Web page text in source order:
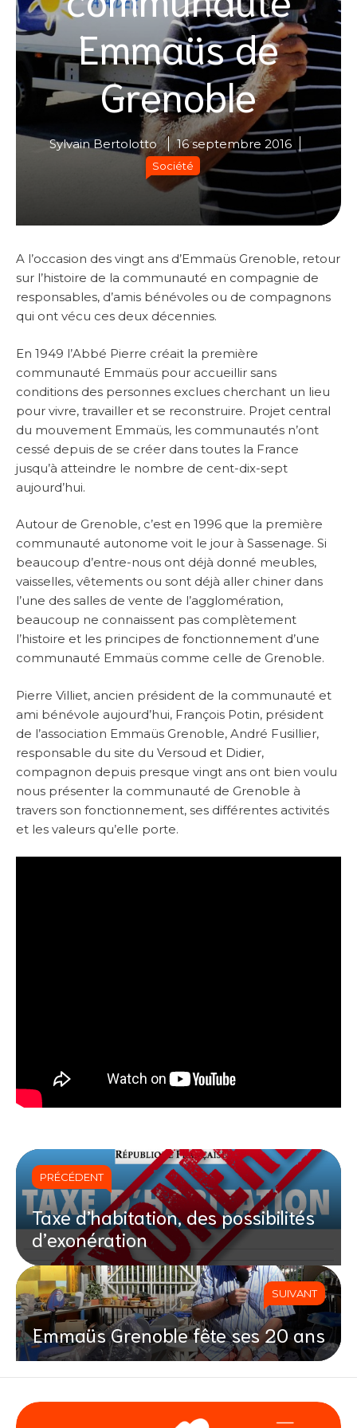
Emmaüs de
Grenoble
Sylvain Bertolotto 16 septembre 2016
Société
A l’occasion des vingt ans d’Emmaüs Grenoble, retour
sur l’histoire de la communauté en compagnie de
responsables, d’amis bénévoles ou de compagnons
qui ont vécu ces deux décennies.
En 1949 l’Abbé Pierre créait la première
communauté Emmaüs pour accueillir sans
conditions des personnes exclues cherchant un lieu
pour vivre, travailler et se reconstruire. Projet central
du mouvement Emmaüs, les communautés n’ont
cessé depuis de se créer dans toutes la France
jusqu’à atteindre le nombre de cent-dix-sept
aujourd’hui.
Autour de Grenoble, c’est en 1996 que la première
communauté autonome voit le jour à Sassenage. Si
beaucoup d’entre-nous ont déjà donné meubles,
vaisselles, vêtements ou sont déjà aller chiner dans
l’une des salles de vente de l’agglomération,
beaucoup ne connaissent pas complètement
l’histoire et les principes de fonctionnement d’une
communauté Emmaüs comme celle de Grenoble.
Pierre Villiet, ancien président de la communauté et
ami bénévole aujourd’hui, François Potin, président
de l’association Emmaüs Grenoble, André Fusillier,
responsable du site du Versoud et Didier,
compagnon depuis presque vingt ans ont bien voulu
nous présenter la communauté de Grenoble à
travers son fonctionnement, ses différentes activités
et les valeurs qu’elle porte.
PRÉCÉDENT
Taxe d’habitation, des possibilités
d’exonération
SUIVANT
Emmaüs Grenoble fête ses 20 ans